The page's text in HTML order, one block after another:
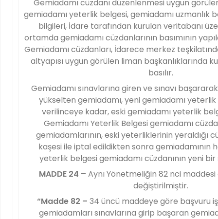
Gemiadamı cüzdanı düzenlenmesi uygun
gemiadamı yeterlik belgesi, gemiadamı uzmanlık
bilgileri, İdare tarafından kurulan veritabanı
ortamda gemiadamı cüzdanlarının basımının
Gemiadamı cüzdanları, İdarece merkez
altyapısı uygun görülen liman başkanlıklarında
basılır.
Gemiadamı sınavlarına giren ve sınavı
yükselten gemiadamı, yeni gemiadamı
verilinceye kadar, eski gemiadamı yeterlik
Gemiadamı Yeterlik Belgesi gemiadamı
gemiadamlarının, eski yeterliklerinin yeraldığı
kaşesi ile iptal edildikten sonra gemiadamının
yeterlik belgesi gemiadamı cüzdanının yeni bir
MADDE 24 – Aynı Yönetmeliğin 82 nci maddesi
değiştirilmiştir.
“Madde 82 – 34 üncü maddeye göre başvuru
gemiadamları sınavlarına girip başaran